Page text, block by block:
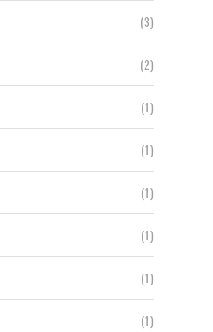
(3)
(2)
(1)
(1)
(1)
(1)
(1)
(1)